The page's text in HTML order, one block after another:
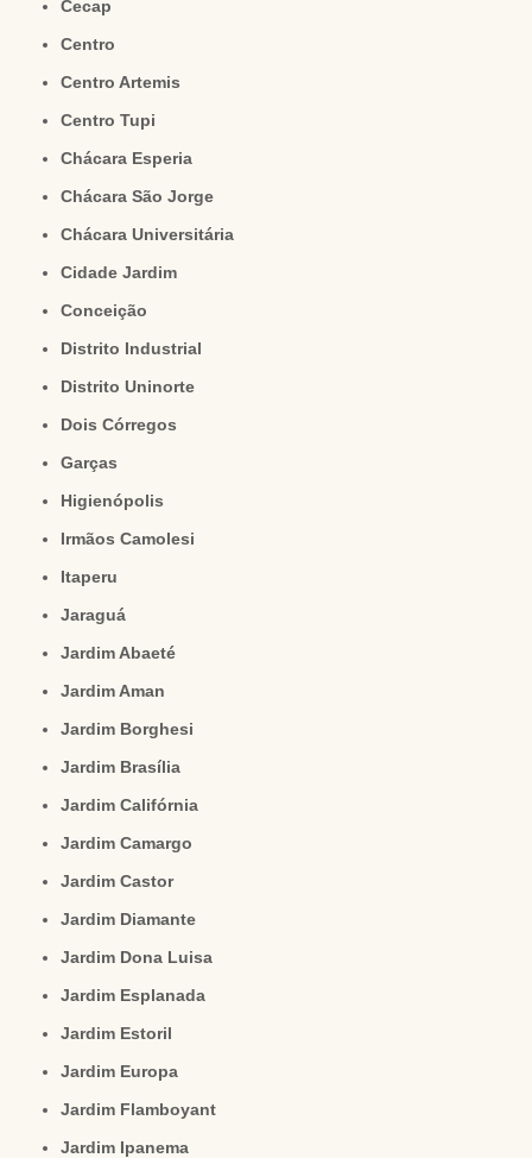
Cecap
Centro
Centro Artemis
Centro Tupi
Chácara Esperia
Chácara São Jorge
Chácara Universitária
Cidade Jardim
Conceição
Distrito Industrial
Distrito Uninorte
Dois Córregos
Garças
Higienópolis
Irmãos Camolesi
Itaperu
Jaraguá
Jardim Abaeté
Jardim Aman
Jardim Borghesi
Jardim Brasília
Jardim Califórnia
Jardim Camargo
Jardim Castor
Jardim Diamante
Jardim Dona Luisa
Jardim Esplanada
Jardim Estoril
Jardim Europa
Jardim Flamboyant
Jardim Ipanema